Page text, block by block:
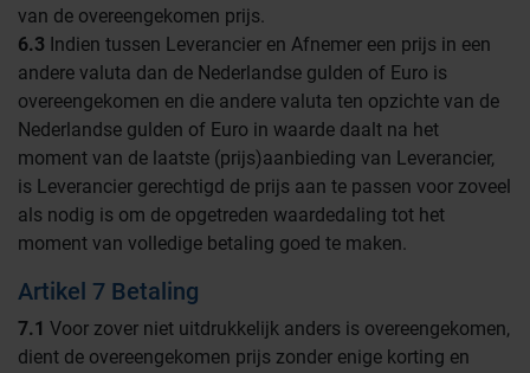
van de overeengekomen prijs.
6.3 Indien tussen Leverancier en Afnemer een prijs in een
andere valuta dan de Nederlandse gulden of Euro is
overeengekomen en die andere valuta ten opzichte van de
Nederlandse gulden of Euro in waarde daalt na het
moment van de laatste (prijs)aanbieding van Leverancier,
is Leverancier gerechtigd de prijs aan te passen voor zoveel
als nodig is om de opgetreden waardedaling tot het
moment van volledige betaling goed te maken.
Artikel 7 Betaling
7.1 Voor zover niet uitdrukkelijk anders is overeengekomen,
dient de overeengekomen prijs zonder enige korting en